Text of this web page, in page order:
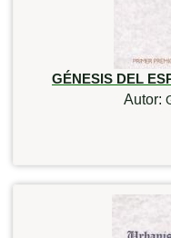
GÉNESIS DEL
Autor: